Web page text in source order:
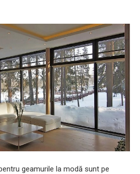
geamurile la modă sunt pe